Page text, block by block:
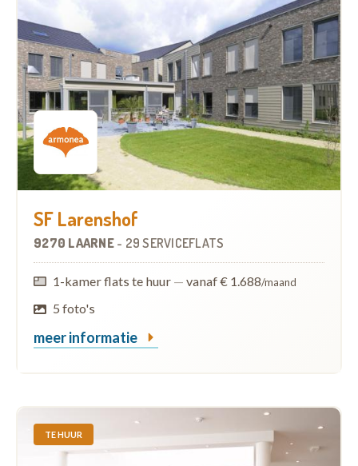
SF Larenshof
9270 LAARNE - 29 SERVICEFLATS
1-kamer flats te huur — vanaf € 1.688/maand
5 foto's
meer informatie
TE HUUR